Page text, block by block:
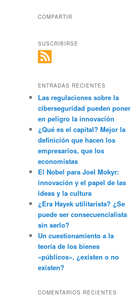
COMPARTIR
SUSCRIBIRSE
ENTRADAS RECIENTES
Las regulaciones sobre la
ciberseguridad pueden poner
en peligro la innovación
¿Qué es el capital? Mejor la
definición que hacen los
empresarios, que los
economistas
El Nobel para Joel Mokyr:
innovación y el papel de las
ideas y la cultura
¿Era Hayek utilitarista? ¿Se
puede ser consecuencialista
sin serlo?
Un cuestionamiento a la
teoría de los bienes
«públicos», ¿existen o no
existen?
COMENTARIOS RECIENTES